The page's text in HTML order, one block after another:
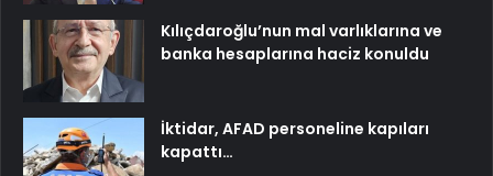
Kılıçdaroğlu’nun mal varlıklarına ve
banka hesaplarına haciz konuldu
İktidar, AFAD personeline kapıları
kapattı…